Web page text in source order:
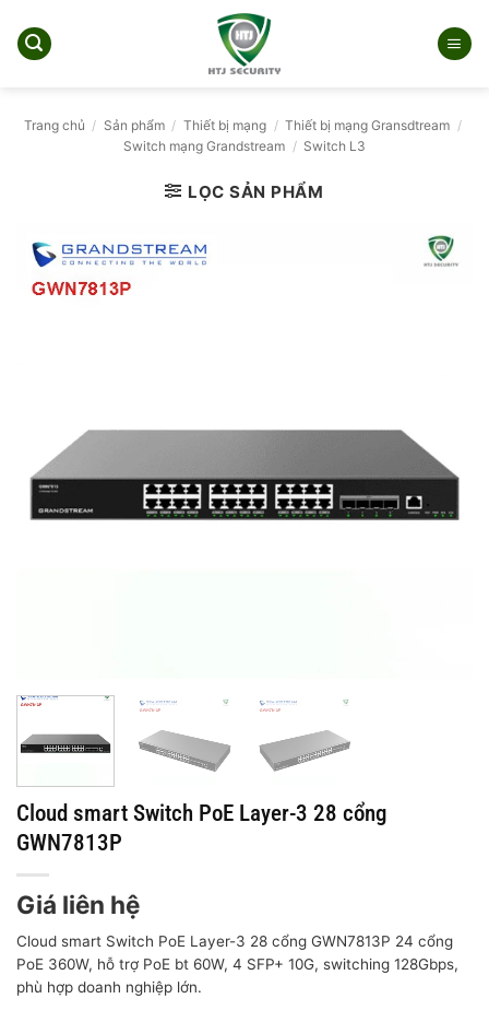
qua
Trang chủ / Sản phẩm / Thiết bị mạng / Thiết bị mạng Gransdtream /
Switch mạng Grandstream / Switch L3
LỌC SẢN PHẨM
Cloud smart Switch PoE Layer-3 28 cổng
GWN7813P
Giá liên hệ
Cloud smart Switch PoE Layer-3 28 cổng GWN7813P 24 cổng
PoE 360W, hỗ trợ PoE bt 60W, 4 SFP+ 10G, switching 128Gbps,
phù hợp doanh nghiệp lớn.